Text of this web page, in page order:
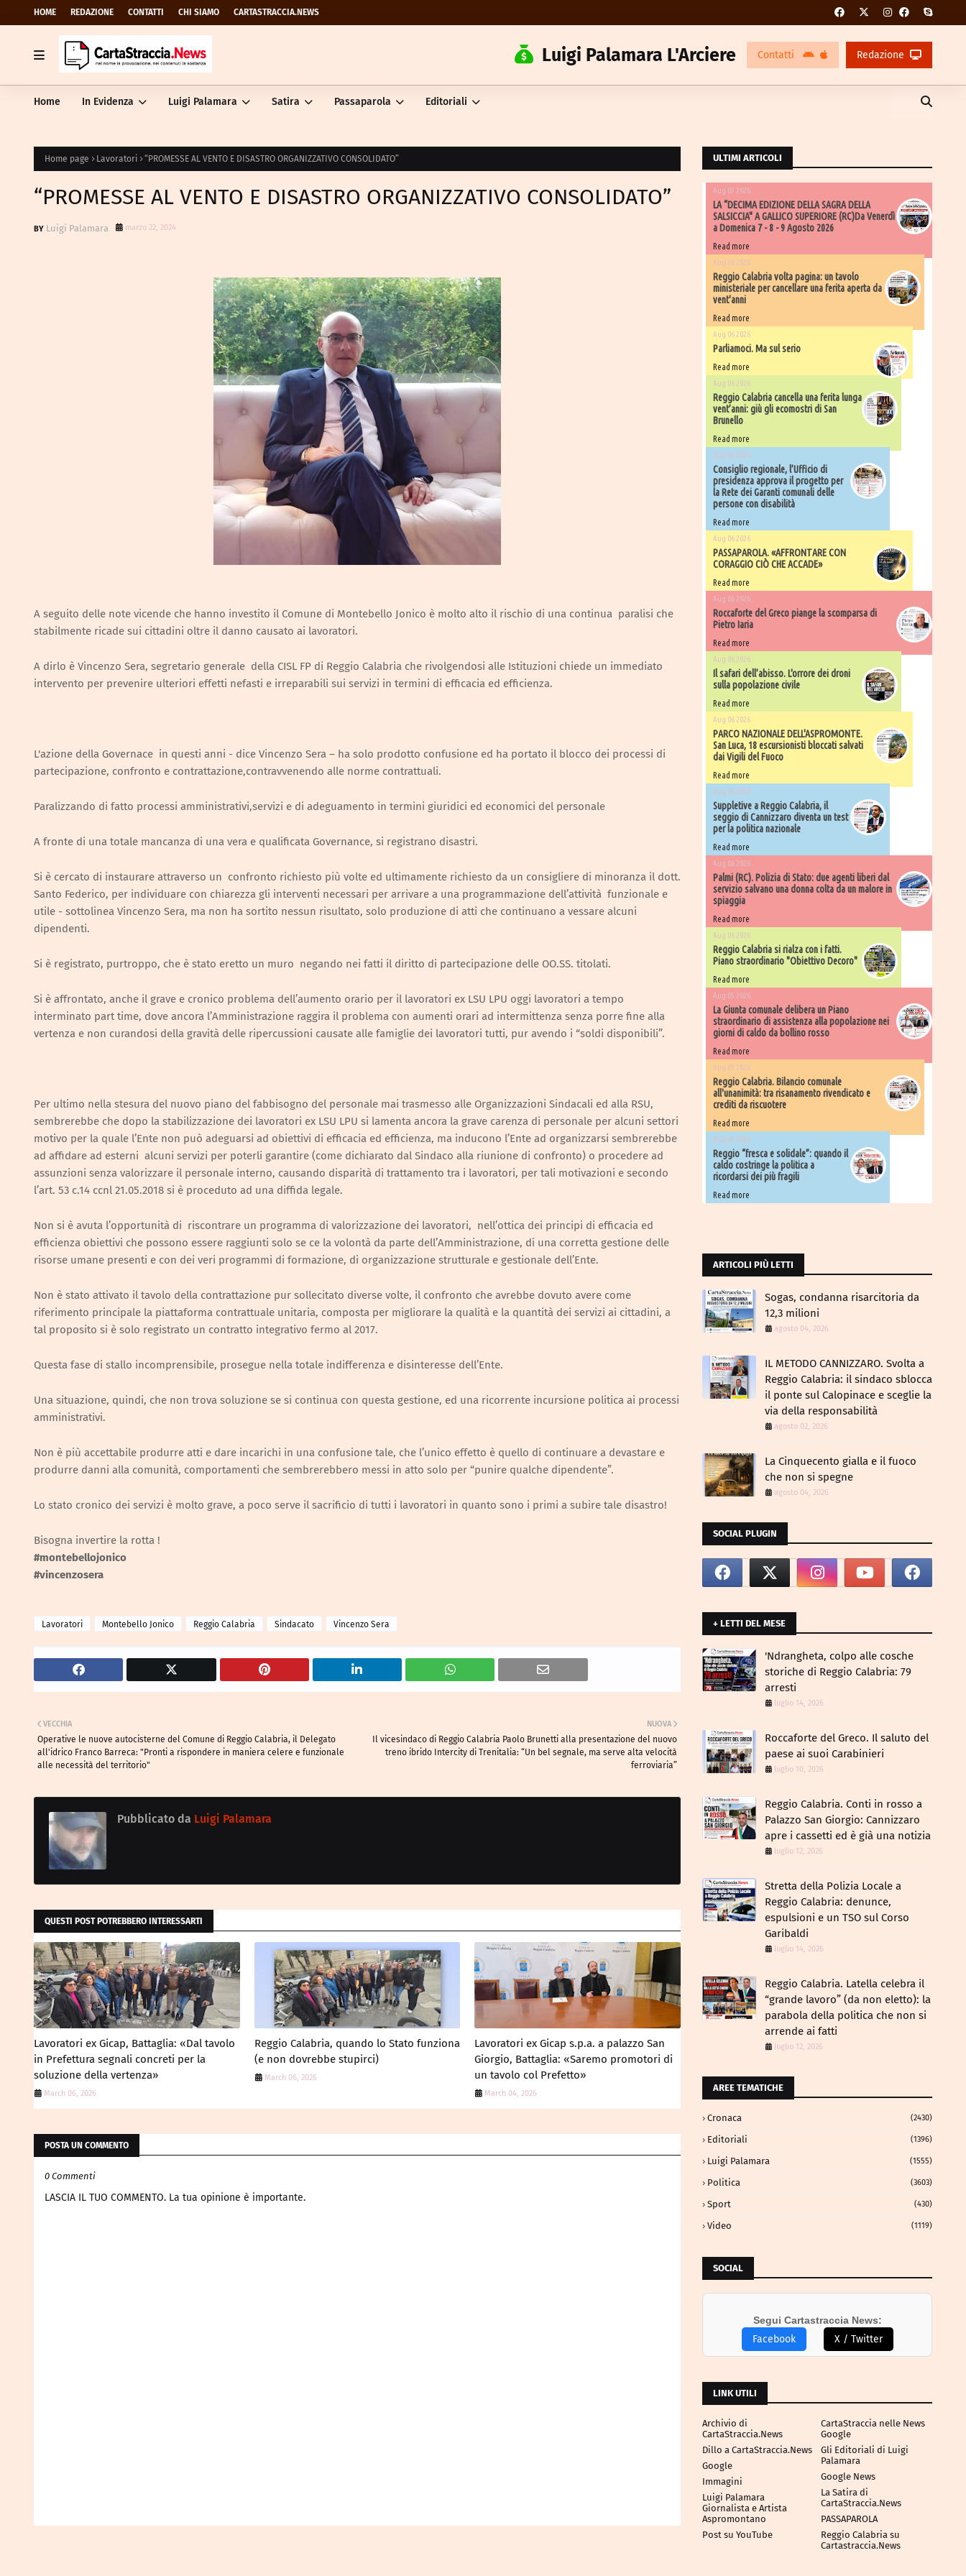
HOME REDAZIONE CONTATTI CHI SIAMO CARTASTRACCIA.NEWS
Luigi Palamara L'Arciere Contatti Redazione
Home In Evidenza Luigi Palamara Satira Passaparola Editoriali
Home page Lavoratori “PROMESSE AL VENTO E DISASTRO ORGANIZZATIVO CONSOLIDATO”
“PROMESSE AL VENTO E DISASTRO ORGANIZZATIVO CONSOLIDATO”
Luigi Palamara marzo 22, 2024
A seguito delle note vicende che hanno investito il Comune di Montebello Jonico è molto alto il rischio di una continua paralisi che
stabilmente ricade sui cittadini oltre il danno causato ai lavoratori.
A dirlo è Vincenzo Sera, segretario generale della CISL FP di Reggio Calabria che rivolgendosi alle Istituzioni chiede un immediato
intervento per prevenire ulteriori effetti nefasti e irreparabili sui servizi in termini di efficacia ed efficienza.
L'azione della Governace in questi anni - dice Vincenzo Sera – ha solo prodotto confusione ed ha portato il blocco dei processi di
partecipazione, confronto e contrattazione,contravvenendo alle norme contrattuali.
Paralizzando di fatto processi amministrativi,servizi e di adeguamento in termini giuridici ed economici del personale
A fronte di una totale mancanza di una vera e qualificata Governance, si registrano disastri.
Si è cercato di instaurare attraverso un confronto richiesto più volte ed ultimamente richiesto da un consigliere di minoranza il dott.
Santo Federico, per individuare con chiarezza gli interventi necessari per arrivare a una programmazione dell’attività funzionale e
utile - sottolinea Vincenzo Sera, ma non ha sortito nessun risultato, solo produzione di atti che continuano a vessare alcuni
dipendenti.
Si è registrato, purtroppo, che è stato eretto un muro negando nei fatti il diritto di partecipazione delle OO.SS. titolati.
Si è affrontato, anche il grave e cronico problema dell’aumento orario per il lavoratori ex LSU LPU oggi lavoratori a tempo
interminato part time, dove ancora l’Amministrazione raggira il problema con aumenti orari ad intermittenza senza porre fine alla
vertenza e non curandosi della gravità delle ripercussioni causate alle famiglie dei lavoratori tutti, pur avendo i “soldi disponibili”.
Per ultimo nella stesura del nuovo piano del fabbisogno del personale mai trasmesso alle Organizzazioni Sindacali ed alla RSU,
sembrerebbe che dopo la stabilizzazione dei lavoratori ex LSU LPU si lamenta ancora la grave carenza di personale per alcuni settori
motivo per la quale l’Ente non può adeguarsi ad obiettivi di efficacia ed efficienza, ma inducono l’Ente ad organizzarsi sembrerebbe
ad affidare ad esterni alcuni servizi per poterli garantire (come dichiarato dal Sindaco alla riunione di confronto) o procedere ad
assunzioni senza valorizzare il personale interno, causando disparità di trattamento tra i lavoratori, per tali motivazioni e secondo
l’art. 53 c.14 ccnl 21.05.2018 si è proceduto ad una diffida legale.
Non si è avuta l’opportunità di riscontrare un programma di valorizzazione dei lavoratori, nell’ottica dei principi di efficacia ed
efficienza obiettivi che possono essere raggiunti solo se ce la volontà da parte dell’Amministrazione, di una corretta gestione delle
risorse umane presenti e con dei veri programmi di formazione, di organizzazione strutturale e gestionale dell’Ente.
Non è stato attivato il tavolo della contrattazione pur sollecitato diverse volte, il confronto che avrebbe dovuto avere come
riferimento principale la piattaforma contrattuale unitaria, composta per migliorare la qualità e la quantità dei servizi ai cittadini, a
tal proposito si è solo registrato un contratto integrativo fermo al 2017.
Questa fase di stallo incomprensibile, prosegue nella totale indifferenza e disinteresse dell’Ente.
Una situazione, quindi, che non trova soluzione se si continua con questa gestione, ed una ricorrente incursione politica ai processi
amministrativi.
Non è più accettabile produrre atti e dare incarichi in una confusione tale, che l’unico effetto è quello di continuare a devastare e
produrre danni alla comunità, comportamenti che sembrerebbero messi in atto solo per “punire qualche dipendente”.
Lo stato cronico dei servizi è molto grave, a poco serve il sacrificio di tutti i lavoratori in quanto sono i primi a subire tale disastro!
Bisogna invertire la rotta !
#montebellojonico
#vincenzosera
Lavoratori Montebello Jonico Reggio Calabria Sindacato Vincenzo Sera
NUOVA
Il vicesindaco di Reggio Calabria Paolo Brunetti alla presentazione del nuovo
treno ibrido Intercity di Trenitalia: “Un bel segnale, ma serve alta velocità
ferroviaria”
VECCHIA
Operative le nuove autocisterne del Comune di Reggio Calabria, il Delegato
all'idrico Franco Barreca: "Pronti a rispondere in maniera celere e funzionale
alle necessità del territorio"
Pubblicato da Luigi Palamara
QUESTI POST POTREBBERO INTERESSARTI
Lavoratori ex Gicap, Battaglia: «Dal tavolo
in Prefettura segnali concreti per la
soluzione della vertenza»
March 06, 2026
Reggio Calabria, quando lo Stato funziona
(e non dovrebbe stupirci)
March 06, 2026
Lavoratori ex Gicap s.p.a. a palazzo San
Giorgio, Battaglia: «Saremo promotori di
un tavolo col Prefetto»
March 04, 2026
POSTA UN COMMENTO
0 Commenti
LASCIA IL TUO COMMENTO. La tua opinione è importante.
ULTIMI ARTICOLI
Aug 07 2026
LA “DECIMA EDIZIONE DELLA SAGRA DELLA
SALSICCIA" A GALLICO SUPERIORE (RC)Da Venerdì
a Domenica 7 - 8 - 9 Agosto 2026
Read more
Aug 06 2026
​Reggio Calabria volta pagina: un tavolo
ministeriale per cancellare una ferita aperta da
vent'anni
Read more
Aug 06 2026
Parliamoci. Ma sul serio
Read more
Aug 06 2026
Reggio Calabria cancella una ferita lunga
vent’anni: giù gli ecomostri di San
Brunello
Read more
Aug 06 2026
Consiglio regionale, l’Ufficio di
presidenza approva il progetto per
la Rete dei Garanti comunali delle
persone con disabilità
Read more
Aug 06 2026
PASSAPAROLA. «AFFRONTARE CON
CORAGGIO CIÒ CHE ACCADE»
Read more
Aug 06 2026
Roccaforte del Greco piange la scomparsa di
Pietro Iaria
Read more
Aug 06 2026
Il safari dell’abisso. L'orrore dei droni
sulla popolazione civile
Read more
Aug 06 2026
PARCO NAZIONALE DELL'ASPROMONTE.
San Luca, 18 escursionisti bloccati salvati
dai Vigili del Fuoco
Read more
Aug 06 2026
Suppletive a Reggio Calabria, il
seggio di Cannizzaro diventa un test
per la politica nazionale
Read more
Aug 06 2026
Palmi (RC). Polizia di Stato: due agenti liberi dal
servizio salvano una donna colta da un malore in
spiaggia
Read more
Aug 06 2026
Reggio Calabria si rialza con i fatti.
Piano straordinario "Obiettivo Decoro"
Read more
Aug 05 2026
La Giunta comunale delibera un Piano
straordinario di assistenza alla popolazione nei
giorni di caldo da bollino rosso
Read more
Aug 05 2026
Reggio Calabria. Bilancio comunale
all'unanimità: tra risanamento rivendicato e
crediti da riscuotere
Read more
Aug 05 2026
Reggio “fresca e solidale”: quando il
caldo costringe la politica a
ricordarsi dei più fragili
Read more
ARTICOLI PIÙ LETTI
Sogas, condanna risarcitoria da
12,3 milioni
agosto 04, 2026
IL METODO CANNIZZARO​. Svolta a
Reggio Calabria: il sindaco sblocca
il ponte sul Calopinace e sceglie la
via della responsabilità
agosto 02, 2026
La Cinquecento gialla e il fuoco
che non si spegne
agosto 04, 2026
SOCIAL PLUGIN
+ LETTI DEL MESE
​'Ndrangheta, colpo alle cosche
storiche di Reggio Calabria: 79
arresti
luglio 14, 2026
Roccaforte del Greco. Il saluto del
paese ai suoi Carabinieri
luglio 10, 2026
Reggio Calabria. Conti in rosso a
Palazzo San Giorgio: Cannizzaro
apre i cassetti ed è già una notizia
luglio 12, 2026
​Stretta della Polizia Locale a
Reggio Calabria: denunce,
espulsioni e un TSO sul Corso
Garibaldi
luglio 14, 2026
Reggio Calabria. Latella celebra il
“grande lavoro” (da non eletto): la
parabola della politica che non si
arrende ai fatti
luglio 12, 2026
AREE TEMATICHE
Cronaca (2430)
Editoriali (1396)
Luigi Palamara (1555)
Politica (3603)
Sport (430)
Video (1119)
SOCIAL
Segui Cartastraccia News:
Facebook X / Twitter
LINK UTILI
Archivio di
CartaStraccia.News
CartaStraccia nelle News
Google
Dillo a CartaStraccia.News
Gli Editoriali di Luigi
Palamara
Google
Google News
Immagini
La Satira di
CartaStraccia.News
Luigi Palamara
Giornalista e Artista
Aspromontano
PASSAPAROLA
Post su YouTube
Reggio Calabria su
Cartastraccia.News